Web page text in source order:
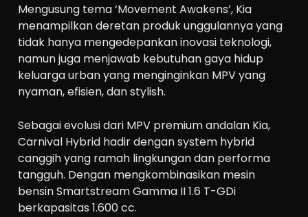
Mengusung tema ‘Movement Awakens’, Kia
menampilkan deretan produk unggulannya yang
tidak hanya mengedepankan inovasi teknologi,
namun juga menjawab kebutuhan gaya hidup
keluarga urban yang menginginkan MPV yang
nyaman, efisien, dan stylish.
Sebagai evolusi dari MPV premium andalan Kia,
Carnival Hybrid hadir dengan system hybrid
canggih yang ramah lingkungan dan performa
tangguh. Dengan mengkombinasikan mesin
bensin Smartstream Gamma II 1.6 T-GDi
berkapasitas 1.600 cc.